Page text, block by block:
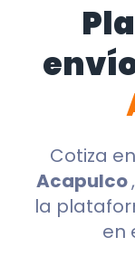
Cotiza
Acapulco
la
en